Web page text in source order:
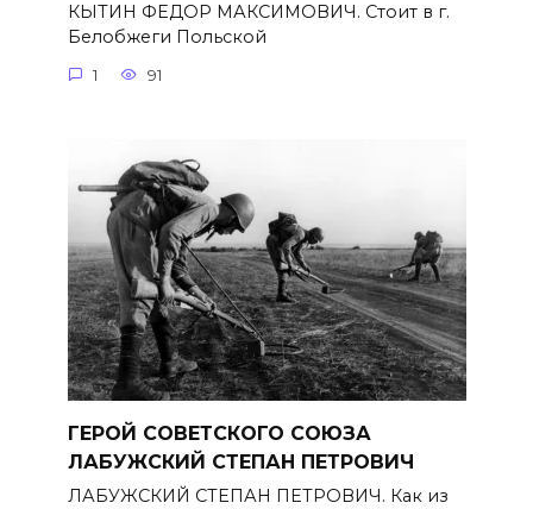
КЫТИН ФЕДОР МАКСИМОВИЧ. Стоит в г.
Белобжеги Польской
1 91
ГЕРОЙ СОВЕТСКОГО СОЮЗА
ЛАБУЖСКИЙ СТЕПАН ПЕТРОВИЧ
ЛАБУЖСКИЙ СТЕПАН ПЕТРОВИЧ. Как из